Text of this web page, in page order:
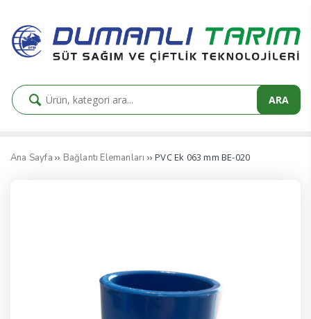
ARA
Ana Sayfa ›› Bağlantı Elemanları ›› PVC Ek 063 mm BE-020